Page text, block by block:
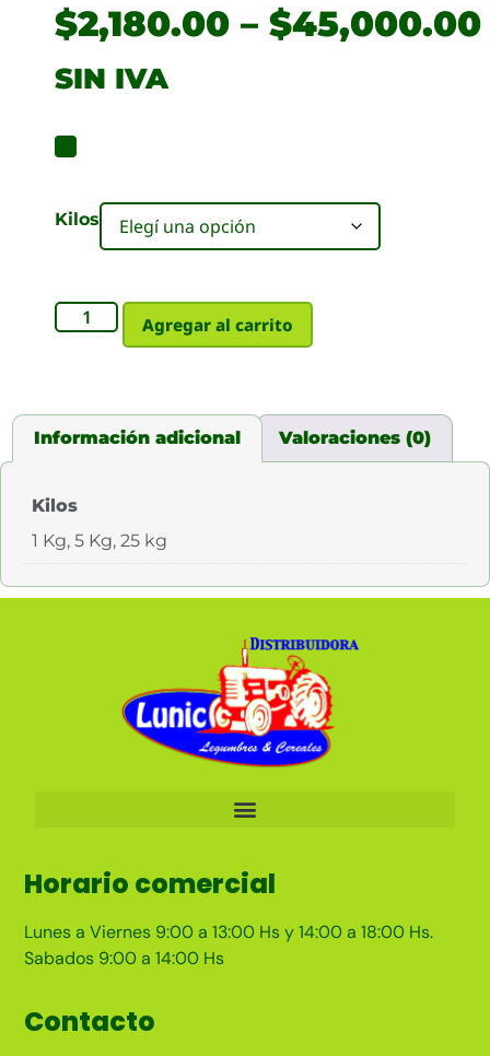
$2,180.00 – $45,000.00
SIN IVA
Kilos
Agregar al carrito
Información adicional Valoraciones (0)
Kilos
1 Kg, 5 Kg, 25 kg
Horario comercial
Lunes a Viernes 9:00 a 13:00 Hs y 14:00 a 18:00 Hs.
Sabados 9:00 a 14:00 Hs
Contacto